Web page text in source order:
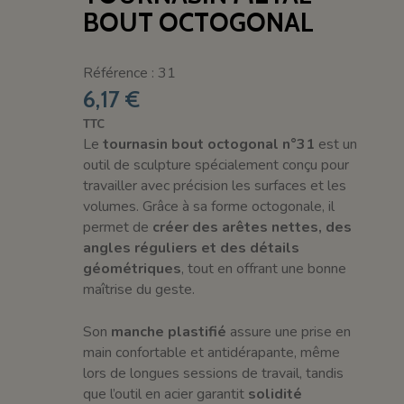
BOUT OCTOGONAL
Référence : 31
6,17 €
TTC
Letournasin bout octogonal n°31 est un
outil de sculpture spécialement conçu pour
travailler avec précision les surfaces et les
volumes. Grâce à sa forme octogonale, il
permet de créer des arêtes nettes, des
angles réguliers et des détails
géométriques, tout en offrant une bonne
maîtrise du geste.
Son manche plastifié assure une prise en
main confortable et antidérapante, même
lors de longues sessions de travail, tandis
que l’outil en acier garantit solidité